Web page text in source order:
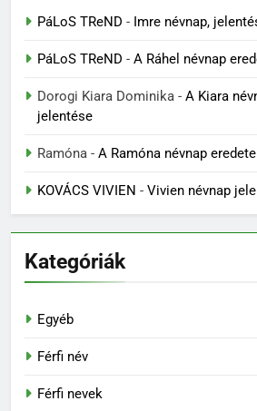
PáLoS TReND - Imre névnap,
PáLoS TReND - A Ráhel névnap
Dorogi Kiara Dominika - A Kiara
jelentése
Ramóna - A Ramóna névnap
KOVÁCS VIVIEN - Vivien névnap
Kategóriák
Egyéb
Férfi név
Férfi nevek